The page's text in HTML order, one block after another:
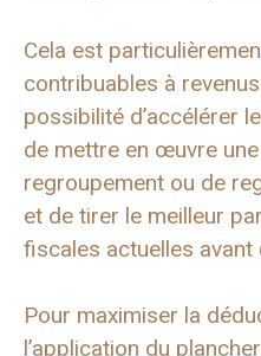
Cela est
contribuables à
possibilité d’accélérer
de mettre en œuvre
regroupement ou de
et de tirer le meilleur
fiscales actuelles avant
Pour maximiser la
l’application du